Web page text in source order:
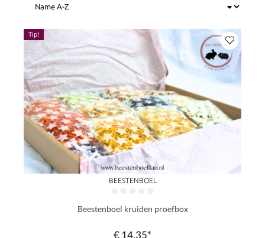
Tip!
BEESTENBOEL
Beestenboel kruiden proefbox
€ 14,35*